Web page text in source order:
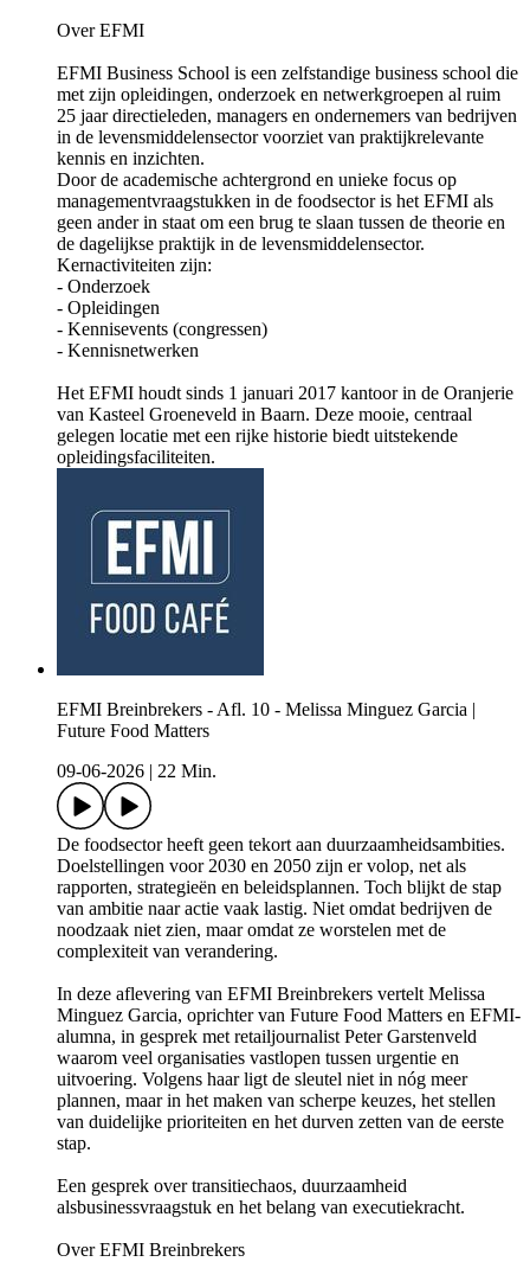
Over EFMI
EFMI Business School is een zelfstandige business school die
met zijn opleidingen, onderzoek en netwerkgroepen al ruim
25 jaar directieleden, managers en ondernemers van bedrijven
in de levensmiddelensector voorziet van praktijkrelevante
kennis en inzichten.
Door de academische achtergrond en unieke focus op
managementvraagstukken in de foodsector is het EFMI als
geen ander in staat om een brug te slaan tussen de theorie en
de dagelijkse praktijk in de levensmiddelensector.
Kernactiviteiten zijn:
- ⁠⁠⁠⁠⁠Onderzoek⁠⁠⁠⁠⁠
- ⁠⁠⁠⁠⁠Opleidingen⁠⁠⁠⁠⁠
- ⁠⁠⁠⁠⁠Kennisevents (congressen)⁠⁠⁠⁠⁠
- ⁠⁠⁠⁠⁠Kennisnetwerken⁠⁠⁠⁠⁠
Het EFMI houdt sinds 1 januari 2017 kantoor in de Oranjerie
van Kasteel Groeneveld in Baarn. Deze mooie, centraal
gelegen locatie met een rijke historie biedt uitstekende
opleidingsfaciliteiten.
EFMI Breinbrekers - Afl. 10 - Melissa Minguez Garcia |
Future Food Matters
09-06-2026
22 Min.
De foodsector heeft geen tekort aan duurzaamheidsambities.
Doelstellingen voor 2030 en 2050 zijn er volop, net als
rapporten, strategieën en beleidsplannen. Toch blijkt de stap
van ambitie naar actie vaak lastig. Niet omdat bedrijven de
noodzaak niet zien, maar omdat ze worstelen met de
complexiteit van verandering.
In deze aflevering van EFMI Breinbrekers vertelt Melissa
Minguez Garcia, oprichter van Future Food Matters en EFMI-
alumna, in gesprek met retailjournalist Peter Garstenveld
waarom veel organisaties vastlopen tussen urgentie en
uitvoering. Volgens haar ligt de sleutel niet in nóg meer
plannen, maar in het maken van scherpe keuzes, het stellen
van duidelijke prioriteiten en het durven zetten van de eerste
stap.
Een gesprek over transitiechaos, duurzaamheid
alsbusinessvraagstuk en het belang van executiekracht.
Over EFMI Breinbrekers